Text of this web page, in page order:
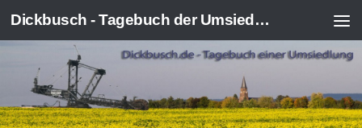
Zum Inhalt springen Dickbusch - Tagebuch der Umsiedlung von Kerpen-Manheim